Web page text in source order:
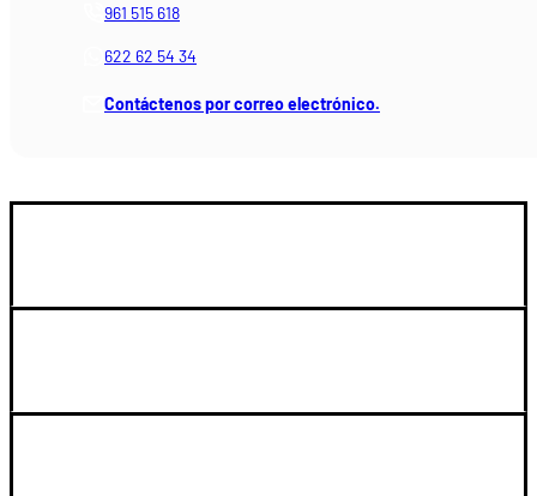
961 515 618
622 62 54 34
Contáctenos por correo electrónico.